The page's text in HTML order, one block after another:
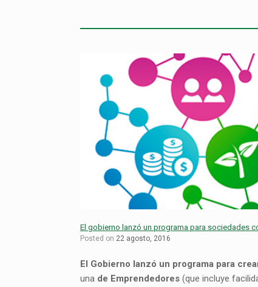
El gobierno lanzó un programa para sociedades
Posted on 22 agosto, 2016
El Gobierno lanzó un programa para
una de Emprendedores (que incluye